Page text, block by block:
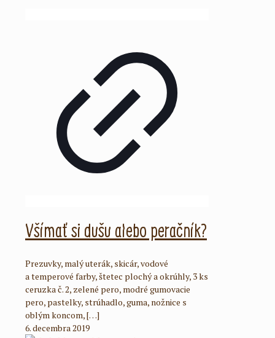
Všímať si dušu alebo peračník?
Prezuvky, malý uterák, skicár, vodové
a temperové farby, štetec plochý a okrúhly, 3 ks
ceruzka č. 2, zelené pero, modré gumovacie
pero, pastelky, strúhadlo, guma, nožnice s
oblým koncom,[…]
6. decembra 2019